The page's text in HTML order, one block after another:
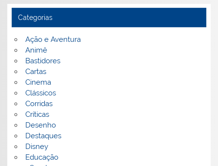
Categorias
Ação e Aventura
Animê
Bastidores
Cartas
Cinema
Clássicos
Corridas
Críticas
Desenho
Destaques
Disney
Educação